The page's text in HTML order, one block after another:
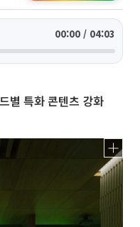
00:00 / 04:03
별 특화 콘텐츠 강화